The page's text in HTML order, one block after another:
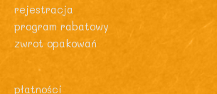
rejestracja
program rabatowy
zwrot opakowań
płatności